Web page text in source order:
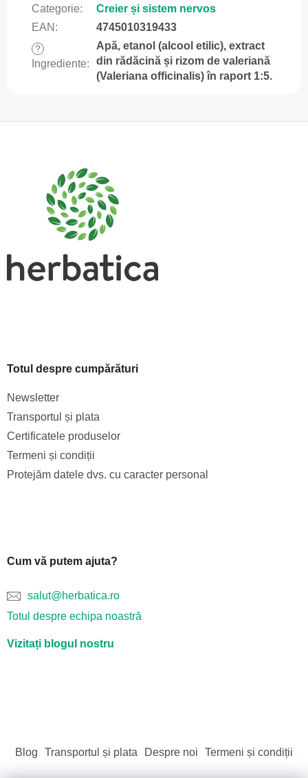
Categorie:
Creier și sistem nervos
EAN : 4745010319433
?
Ingrediente:
Apă, etanol (alcool etilic), extract
din rădăcină și rizom de valeriană
(Valeriana officinalis) în raport 1:5.
Totul despre cumpărături
Newsletter
Transportul și plata
Certificatele produselor
Termeni și condiții
Protejăm datele dvs. cu caracter personal
Cum vă putem ajuta?
salut@herbatica.ro
Totul despre echipa noastră
Vizitați blogul nostru
Blog Transportul și plata Despre noi Termeni și condiții